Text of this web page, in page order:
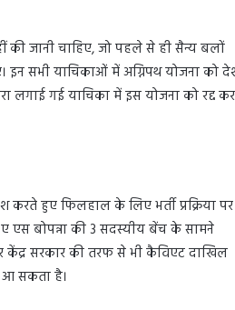
की जानी चाहिए, जो पहले से ही सैन्य बलों
इन सभी याचिकाओं में अग्निपथ योजना को
लगाई गई याचिका में इस योजना को रद्द
करते हुए फिलहाल के लिए भर्ती प्रक्रिया पर
एस बोपन्ना की 3 सदस्यीय बेंच के सामने
सरकार की तरफ से भी कैविएट दाखिल
आ सकता है।